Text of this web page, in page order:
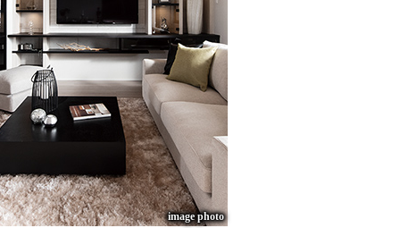
image photo